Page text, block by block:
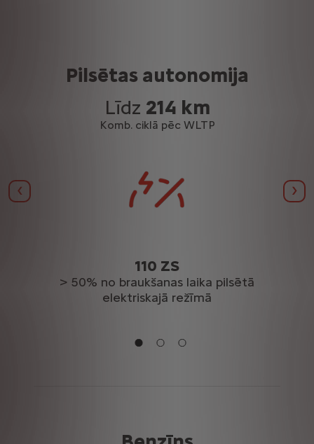
Pilsētas autonomija
Līdz 214 km
Komb. ciklā pēc WLTP
Iepriekšējais
110 ZS
> 50% no braukšanas laika pilsētā
elektriskajā režīmā